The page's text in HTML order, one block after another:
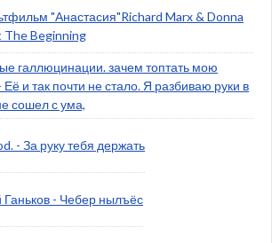
"Анастасия"Richard Marx & Donna
The Beginning
галлюцинации. зачем топтать мою
Её и так почти не стало. Я разбиваю руки в
сошел с ума,
- За руку тебя держать
Ганьков - Чебер нылъёс